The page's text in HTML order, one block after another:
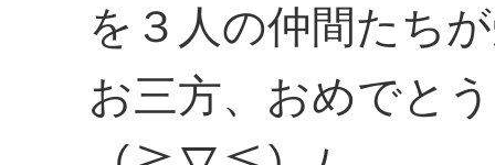
を３人の仲間たち
お三方、おめでと